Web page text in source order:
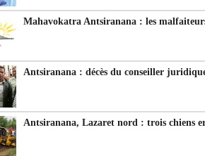
Mahavokatra Antsiranana : les
Antsiranana : décès du conseiller
Antsiranana, Lazaret nord : trois chiens